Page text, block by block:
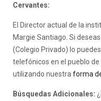
Cervantes:
El Director actual de la
Margie Santiago. Si
(Colegio Privado) lo
telefónicos en el pueblo
utilizando nuestra forma
Búsquedas Adicionales: